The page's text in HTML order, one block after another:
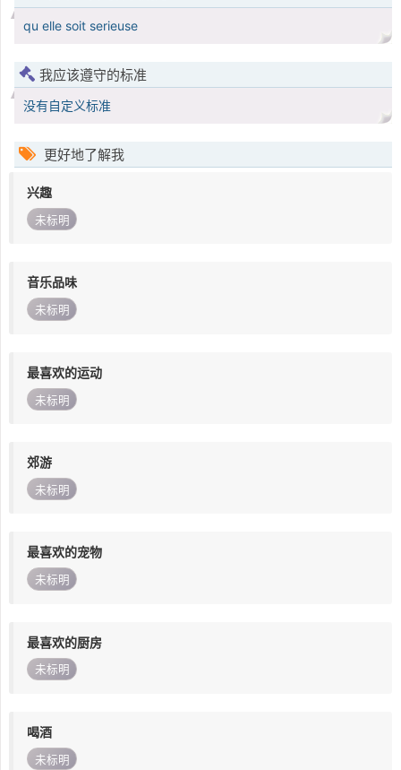
qu elle soit serieuse
我应该遵守的标准
没有自定义标准
更好地了解我
兴趣
未标明
音乐品味
未标明
最喜欢的运动
未标明
郊游
未标明
最喜欢的宠物
未标明
最喜欢的厨房
未标明
喝酒
未标明